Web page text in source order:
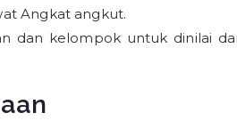
Angkat angkut.
dan kelompok untuk dinilai